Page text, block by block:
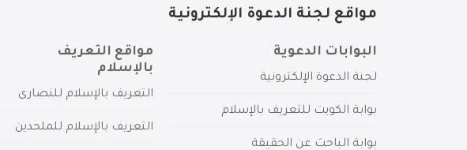
مواقع لجنة الدعوة الإلكترونية
البوابات الدعوية
لجنة الدعوة الإلكترونية
بوابة الكويت للتعريف بالإسلام
بوابة الباحث عن الحقيقة
مواقع التعريف
بالإسلام
التعريف بالإسلام للنصارى
التعريف بالإسلام للملحدين